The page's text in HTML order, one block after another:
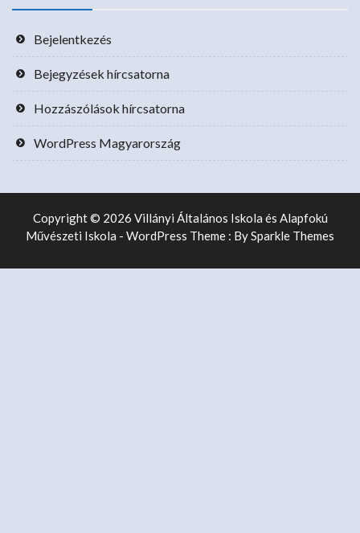
Bejelentkezés
Bejegyzések hírcsatorna
Hozzászólások hírcsatorna
WordPress Magyarország
Copyright © 2026 Villányi Általános Iskola és Alapfokú
Művészeti Iskola - WordPress Theme : BySparkle Themes